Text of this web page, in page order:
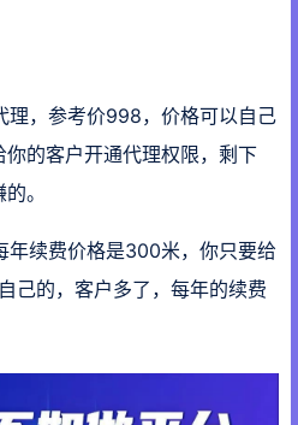
理，参考价998，价格可以自己
的客户开通代理权限，剩下
。
年续费价格是300米，你只要给
己的，客户多了，每年的续费